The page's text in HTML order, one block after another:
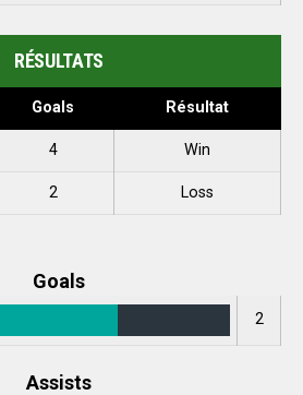
RÉSULTATS
Goals Résultat
4 Win
2 Loss
Goals
2
Assists